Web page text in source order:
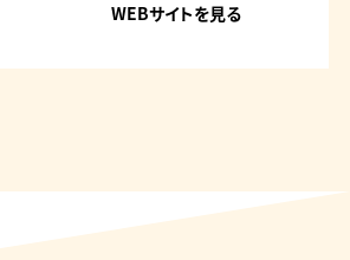
WEBサイトを見る